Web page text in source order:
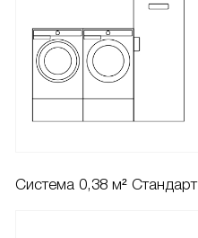
Система 0,38 м² Стандарт